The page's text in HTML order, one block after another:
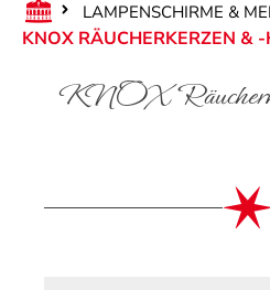
LAMPENSCHIRME &
KNOX RÄUCHERKERZEN &
KNOX